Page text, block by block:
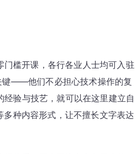
槛开课，各行各业人士均可入驻
键——他们不必担心技术操作的复
验与技艺，就可以在这里建立自
种内容形式，让不擅长文字表达